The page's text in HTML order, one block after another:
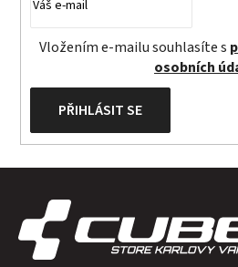
Vložením e-mailu souhlasíte s
osobních
PŘIHLÁSIT SE